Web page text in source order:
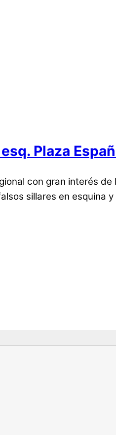
Plaza
con gran interés
sillares en esquina